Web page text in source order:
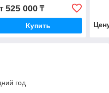
525 000₸
Купить
год